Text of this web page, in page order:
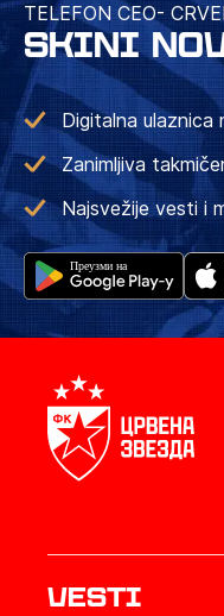
TELEFON CEO-
SKINI
Digitalna ulaznica
Zanimljiva
Najsvežije vesti i
Vesti